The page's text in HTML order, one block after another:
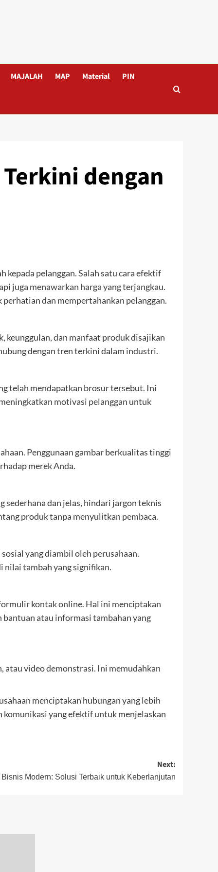
MAJALAH MAP Material PIN
dengan
kepada pelanggan. Salah satu cara efektif
juga menawarkan harga yang terjangkau.
dan mempertahankan pelanggan.
dan manfaat produk disajikan
dengan tren terkini dalam industri.
telah mendapatkan brosur tersebut. Ini
motivasi pelanggan untuk
Penggunaan gambar berkualitas tinggi
merek Anda.
sederhana dan jelas, hindari jargon teknis
produk tanpa menyulitkan pembaca.
yang diambil oleh perusahaan.
nilai tambah yang signifikan.
kontak online. Hal ini menciptakan
bantuan atau informasi tambahan yang
atau video demonstrasi. Ini memudahkan
menciptakan hubungan yang lebih
komunikasi yang efektif untuk menjelaskan
Next:
Modern: Solusi Terbaik untuk Keberlanjutan